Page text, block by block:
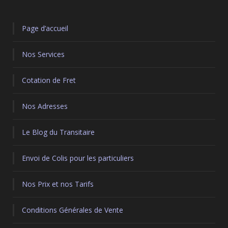
Page d’accueil
Nos Services
Cotation de Fret
Nos Adresses
Le Blog du Transitaire
Envoi de Colis pour les particuliers
Nos Prix et nos Tarifs
Conditions Générales de Vente